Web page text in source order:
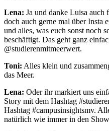
Lena: Ja und danke Luisa auch
doch auch gerne mal über Insta
und alles, was euch sonst noch
beschäftigt. Das geht ganz
@studierenmitmeerwert.
Toni: Alles klein und
das Meer.
Lena: Oder ihr markiert uns
Story mit dem Hashtag
Hashtag #campusinsightsmv.
natürlich wie immer in den